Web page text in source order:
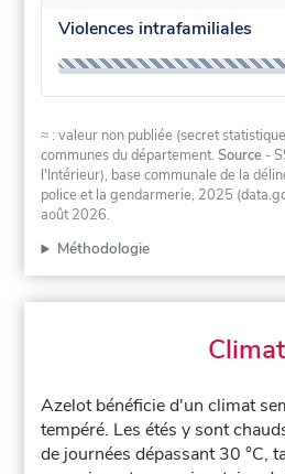
Violences intrafamiliales
≈ : valeur non publiée (secret
communes du département.Source -
l'Intérieur), base communale de la
police et la gendarmerie, 2025
août 2026.
Méthodologie
Climat
Azelot bénéficie d'un climat
tempéré. Les étés y sont
de journées dépassant 30 °C,